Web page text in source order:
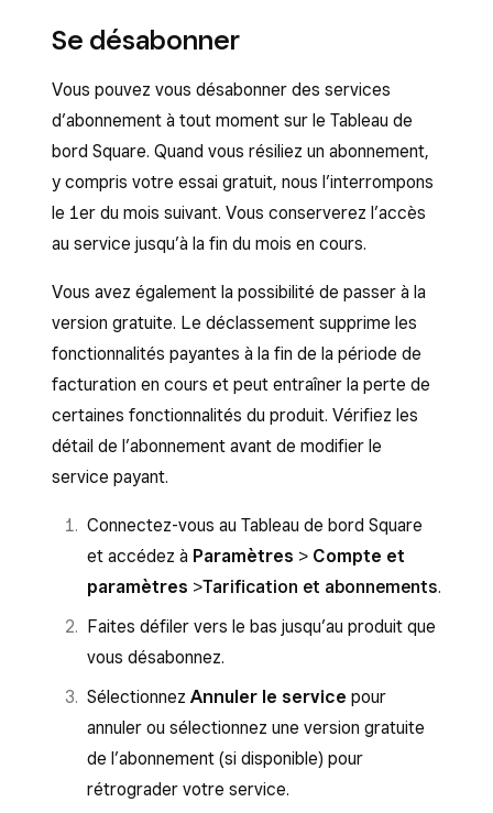
Se désabonner
Vous pouvez vous désabonner des services
d’abonnement à tout moment sur le Tableau de
bord Square. Quand vous résiliez un abonnement,
y compris votre essai gratuit, nous l’interrompons
le 1er du mois suivant. Vous conserverez l’accès
au service jusqu’à la fin du mois en cours.
Vous avez également la possibilité de passer à la
version gratuite. Le déclassement supprime les
fonctionnalités payantes à la fin de la période de
facturation en cours et peut entraîner la perte de
certaines fonctionnalités du produit. Vérifiez les
détail de l’abonnement avant de modifier le
service payant.
Connectez-vous au Tableau de bord Square
et accédez à Paramètres > Compte et
paramètres >Tarification et abonnements.
Faites défiler vers le bas jusqu’au produit que
vous désabonnez.
Sélectionnez Annuler le service pour
annuler ou sélectionnez une version gratuite
de l’abonnement (si disponible) pour
rétrograder votre service.